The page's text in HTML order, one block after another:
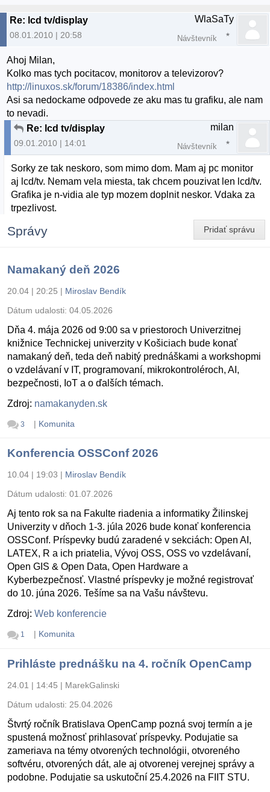
Re: lcd tv/display
08.01.2010 | 20:58
WlaSaTy
Návštevník
Ahoj Milan,
Kolko mas tych pocitacov, monitorov a televizorov?
http://linuxos.sk/forum/18386/index.html
Asi sa nedockame odpovede ze aku mas tu grafiku, ale nam
to nevadi.
Re: lcd tv/display
09.01.2010 | 14:01
milan
Návštevník
Sorky ze tak neskoro, som mimo dom. Mam aj pc monitor
aj lcd/tv. Nemam vela miesta, tak chcem pouzivat len lcd/tv.
Grafika je n-vidia ale typ mozem doplnit neskor. Vdaka za
trpezlivost.
Pridať správu
Správy
Namakaný deň 2026
20.04 | 20:25 | Miroslav Bendík
Dátum udalosti: 04.05.2026
Dňa 4. mája 2026 od 9:00 sa v priestoroch Univerzitnej
knižnice Technickej univerzity v Košiciach bude konať
namakaný deň, teda deň nabitý prednáškami a workshopmi
o vzdelávaní v IT, programovaní, mikrokontroléroch, AI,
bezpečnosti, IoT a o ďalších témach.
Zdroj: namakanyden.sk
3 | Komunita
Konferencia OSSConf 2026
10.04 | 19:03 | Miroslav Bendík
Dátum udalosti: 01.07.2026
Aj tento rok sa na Fakulte riadenia a informatiky Žilinskej
Univerzity v dňoch 1-3. júla 2026 bude konať konferencia
OSSConf. Príspevky budú zaradené v sekciách: Open AI,
LATEX, R a ich priatelia, Vývoj OSS, OSS vo vzdelávaní,
Open GIS & Open Data, Open Hardware a
Kyberbezpečnosť. Vlastné príspevky je možné registrovať
do 10. júna 2026. Tešíme sa na Vašu návštevu.
Zdroj: Web konferencie
1 | Komunita
Prihláste prednášku na 4. ročník OpenCamp
24.01 | 14:45 | MarekGalinski
Dátum udalosti: 25.04.2026
Štvrtý ročník Bratislava OpenCamp pozná svoj termín a je
spustená možnosť prihlasovať príspevky. Podujatie sa
zameriava na témy otvorených technológii, otvoreného
softvéru, otvorených dát, ale aj otvorenej verejnej správy a
podobne. Podujatie sa uskutoční 25.4.2026 na FIIT STU.